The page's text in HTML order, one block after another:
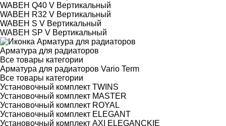
WABEH Q40 V Вертикальный
WABEH R32 V Вертикальный
WABEH S V Вертикальный
WABEH SP V Вертикальный
Арматура для радиаторов
Все товары категории
Арматура для радиаторов Vario Term
Все товары категории
Установочный комплект TWINS
Установочный комплект MASTER
Установочный комплект ROYAL
Установочный комплект ELEGANT
Установочный комплект AXI ELEGANCKIE